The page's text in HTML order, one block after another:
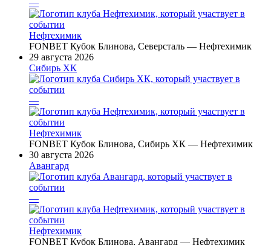
—
Нефтехимик
FONBET Кубок Блинова, Северсталь — Нефтехимик
29 августа 2026
Сибирь ХК
—
Нефтехимик
FONBET Кубок Блинова, Сибирь ХК — Нефтехимик
30 августа 2026
Авангард
—
Нефтехимик
FONBET Кубок Блинова, Авангард — Нефтехимик